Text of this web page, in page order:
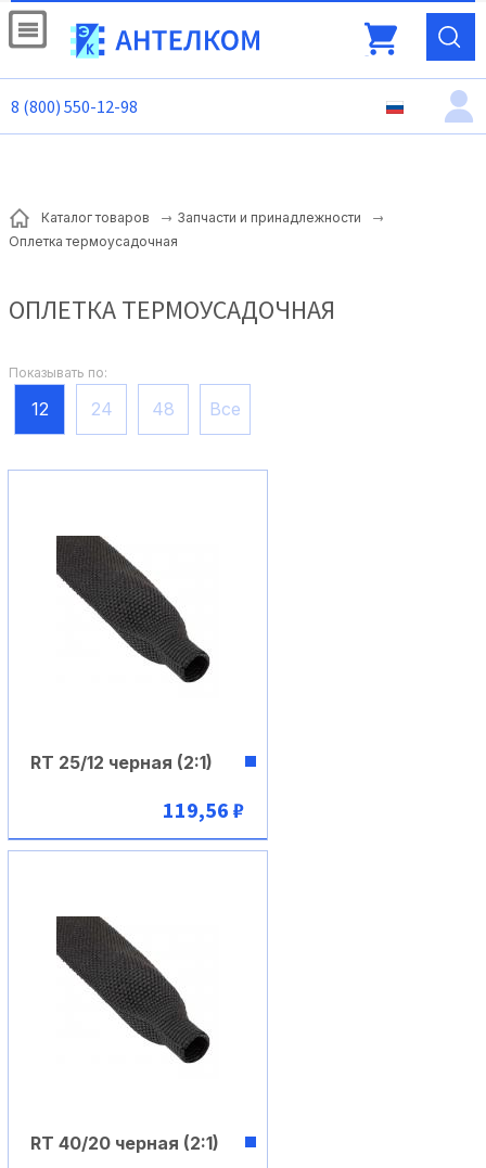
8 (800) 550-12-98
Каталог товаров
Запчасти и принадлежности
Оплетка термоусадочная
ОПЛЕТКА ТЕРМОУСАДОЧНАЯ
Показывать по:
12 24 48 Все
В корзину
RT 25/12 черная (2:1)
119,56 ₽
RT 40/20 черная (2:1)